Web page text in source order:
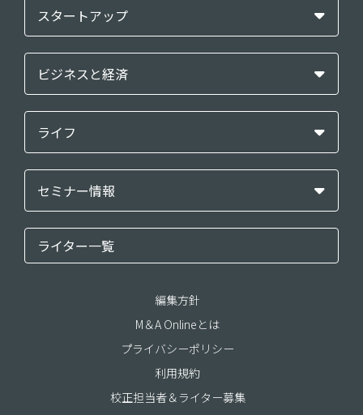
スタートアップ
ビジネスと経済
ライフ
セミナー情報
ライター一覧
編集方針
M＆A Onlineとは
プライバシーポリシー
利用規約
校正担当者＆ライター募集